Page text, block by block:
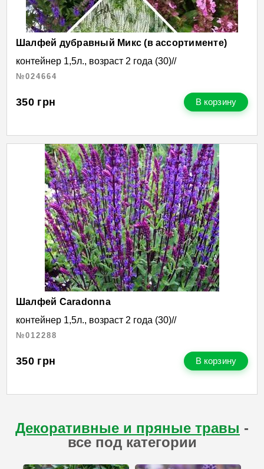
Шалфей дубравный Микс (в ассортименте)
контейнер 1,5л., возраст 2 года (30)//
№024664
350 грн В корзину
Шалфей Caradonna
контейнер 1,5л., возраст 2 года (30)//
№012288
350 грн В корзину
Декоративные и пряные травы -
все под категории